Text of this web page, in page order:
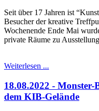
Seit über 17 Jahren ist
Besucher der kreative
Wochenende Ende Mai
private Räume zu
Weiterlesen ...
18.08.2022 - Monster-
dem KIB-Gelände